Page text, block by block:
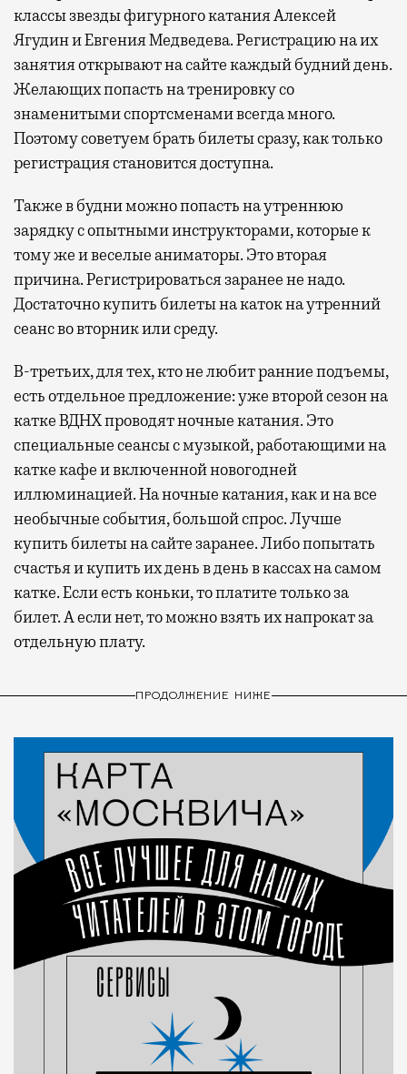
классы звезды фигурного катания Алексей
Ягудин и Евгения Медведева. Регистрацию на их
занятия открывают на сайте каждый будний день.
Желающих попасть на тренировку со
знаменитыми спортсменами всегда много.
Поэтому советуем брать билеты сразу, как только
регистрация становится доступна.
Также в будни можно попасть на утреннюю
зарядку с опытными инструкторами, которые к
тому же и веселые аниматоры. Это вторая
причина. Регистрироваться заранее не надо.
Достаточно купить билеты на каток на утренний
сеанс во вторник или среду.
В-третьих, для тех, кто не любит ранние подъемы,
есть отдельное предложение: уже второй сезон на
катке ВДНХ проводят ночные катания. Это
специальные сеансы с музыкой, работающими на
катке кафе и включенной новогодней
иллюминацией. На ночные катания, как и на все
необычные события, большой спрос. Лучше
купить билеты на сайте заранее. Либо попытать
счастья и купить их день в день в кассах на самом
катке. Если есть коньки, то платите только за
билет. А если нет, то можно взять их напрокат за
отдельную плату.
ПРОДОЛЖЕНИЕ НИЖЕ